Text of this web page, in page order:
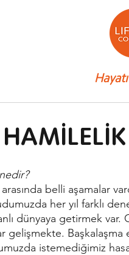
belli aşamalar
her yıl farklı
dünyaya getirmek var.
gelişmekte.
istemediğimiz